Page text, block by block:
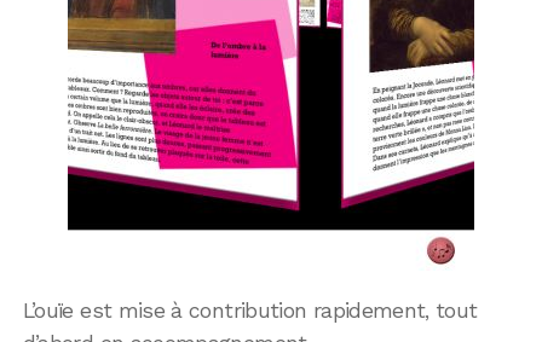
L’ouïe est mise à contribution rapidement, tout